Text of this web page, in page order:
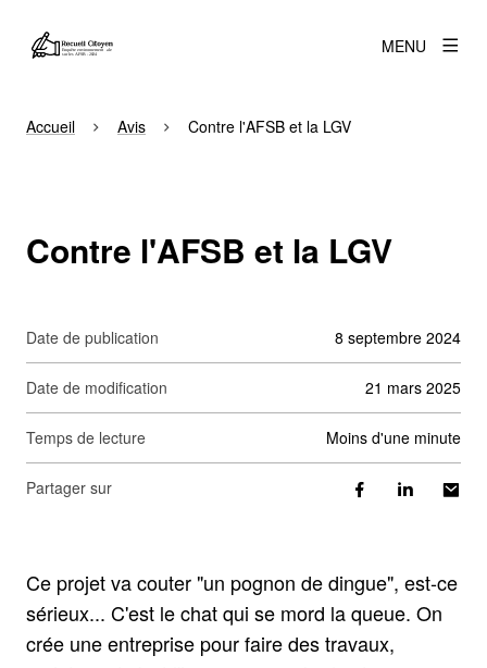
MENU
Accueil Avis Contre l'AFSB et la LGV
Contre l'AFSB et la LGV
Date de publication 8 septembre 2024
Date de modification 21 mars 2025
Temps de lecture moins d'une minute
Partager sur
Ce projet va couter "un pognon de dingue", est-ce
sérieux... C'est le chat qui se mord la queue. On
crée une entreprise pour faire des travaux,